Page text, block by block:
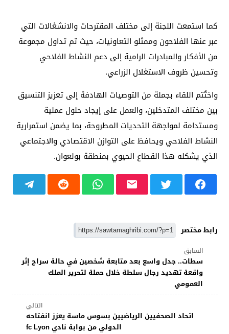
كما استمعت اللجنة إلى مختلف المقترحات والانشغالات التي
عبر عنها الفلاحون وممثلو التعاونيات، حيث تم تداول مجموعة
من الأفكار والمبادرات الرامية إلى دعم النشاط الفلاحي
وتحسين ظروف الاستغلال الزراعي.
واختُتم اللقاء بجملة من التوصيات الهادفة إلى تعزيز التنسيق
بين مختلف المتدخلين، والعمل على إيجاد حلول عملية
ومستدامة لمواجهة التحديات المطروحة، بما يضمن استمرارية
النشاط الفلاحي ويحافظ على التوازن الاقتصادي والاجتماعي
الذي يشكله هذا القطاع الحيوي بمنطقة بولعوان.
رابط مختصر
السابق
سطات.. جدل واسع بعد متابعة شخصين في حالة سراح إثر
واقعة تهديد رجال سلطة خلال حملة لتحرير الملك
العمومي
التالي
اتحاد الصحفيين الرياضيين بسوس ماسة يعزز انفتاحه
الدولي من بوابة نادي fc Lyon